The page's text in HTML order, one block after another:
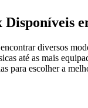
Disponíveis
diversos
até as mais
para escolher a